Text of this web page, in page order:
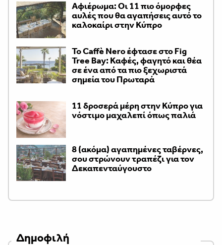
Αφιέρωμα: Οι 11 πιο όμορφες
αυλές που θα αγαπήσεις αυτό το
καλοκαίρι στην Κύπρο
Το Caffè Nero έφτασε στο Fig
Tree Bay: Καφές, φαγητό και θέα
σε ένα από τα πιο ξεχωριστά
σημεία του Πρωταρά
11 δροσερά μέρη στην Κύπρο για
νόστιμο μαχαλεπί όπως παλιά
8 (ακόμα) αγαπημένες ταβέρνες,
σου στρώνουν τραπέζι για τον
Δεκαπενταύγουστο
Δημοφιλή